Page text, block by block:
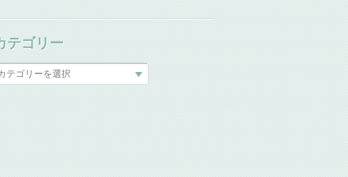
テゴリー